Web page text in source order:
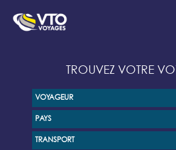
TROUVEZ VOTRE
VOYAGEUR
PAYS
TRANSPORT